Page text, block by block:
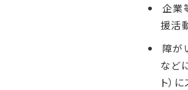
企業
援活
障が
など
ト）